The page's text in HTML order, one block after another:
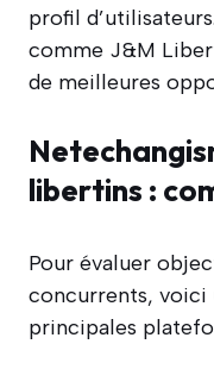
profil
comme J&M
de meilleures
libertins :
Pour évaluer
concurrents, voici
principales